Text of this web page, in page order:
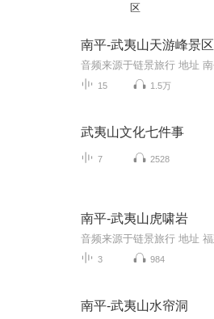
区
南平-武夷山天游峰景区
15 1.5万
武夷山文化七件事
7 2528
南平-武夷山虎啸岩
3 984
南平-武夷山水帘洞